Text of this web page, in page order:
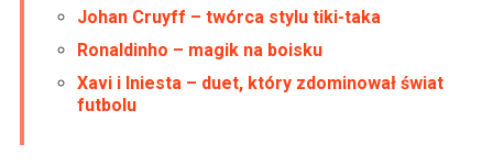
Johan Cruyff – twórca stylu tiki-taka
Ronaldinho – magik na boisku
Xavi i Iniesta – duet, który zdominował świat
futbolu